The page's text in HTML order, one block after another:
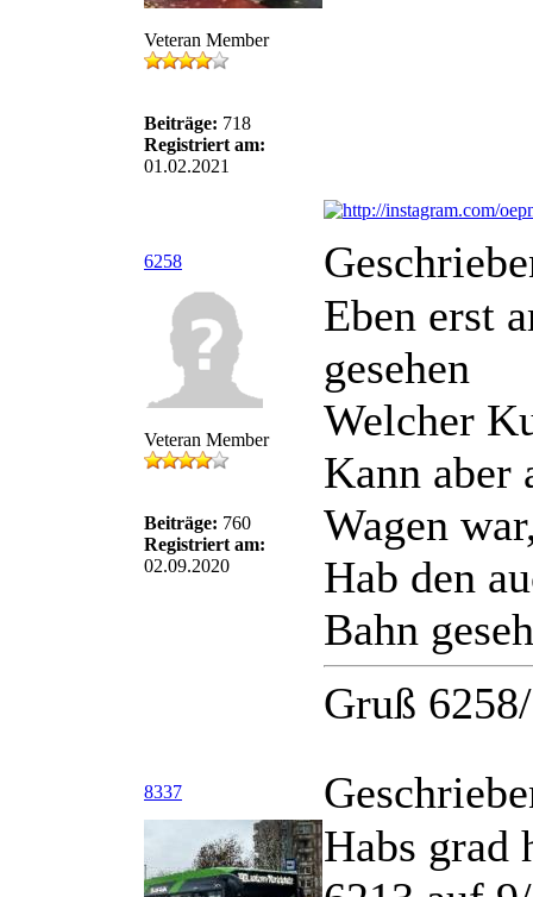
Veteran Member
Beiträge: 718
Registriert am:
01.02.2021
6258
Veteran Member
Beiträge: 760
Registriert am:
02.09.2020
Eben erst
gesehen
Welcher
Kann aber
Wagen
Hab den
Bahn
Gruß
8337
Habs grad